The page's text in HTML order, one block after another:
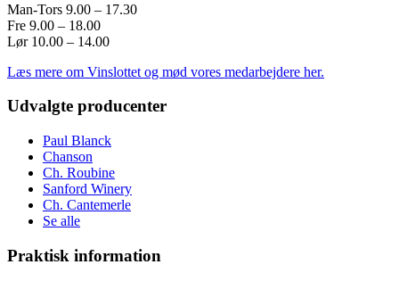
Man-Tors 9.00 – 17.30
Fre 9.00 – 18.00
Lør 10.00 – 14.00
Læs mere om Vinslottet og mød vores medarbejdere her.
Udvalgte producenter
Paul Blanck
Chanson
Ch. Roubine
Sanford Winery
Ch. Cantemerle
Se alle
Praktisk information